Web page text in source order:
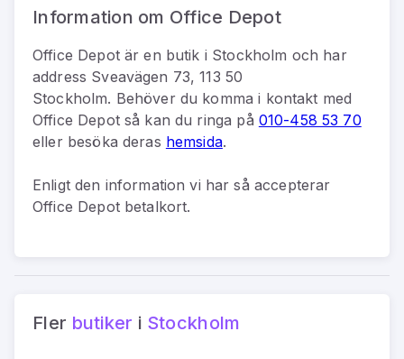
Information om Office Depot
Office Depotären butik i Stockholm och har
address Sveavägen 73, 113 50
Stockholm. Behöver du komma i kontakt med
Office Depotså kan du ringa på 010-458 53 70
eller besöka deras hemsida.
Enligt den information vi har så accepterar
Office Depot betalkort.
Fler butiker i Stockholm